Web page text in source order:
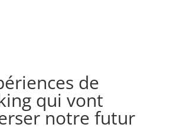
de
qui vont
notre futur